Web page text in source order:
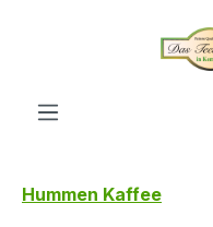
Hummen Kaffee